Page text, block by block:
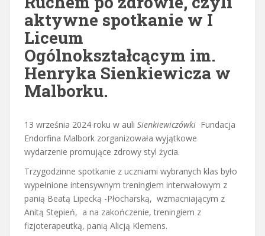
aktywne spotkanie w I
Liceum
Ogólnokształcącym im.
Henryka Sienkiewicza w
Malborku.
13 września 2024 roku w auli Sienkiewiczówki Fundacja
Endorfina Malbork zorganizowała wyjątkowe
wydarzenie promujące zdrowy styl życia.
Trzygodzinne spotkanie z uczniami wybranych klas było
wypełnione intensywnym treningiem interwałowym z
panią Beatą Lipecką -Płocharską, wzmacniającym z
Anitą Stępień, a na zakończenie, treningiem z
fizjoterapeutką, panią Alicją Klemens.